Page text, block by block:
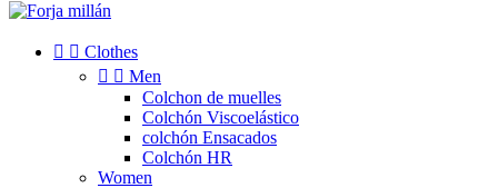
  Clothes
  Men
Colchon de muelles
Colchón Viscoelástico
colchón Ensacados
Colchón HR
Women